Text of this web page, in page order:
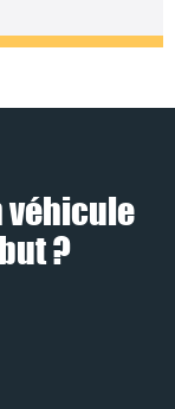
véhicule
?